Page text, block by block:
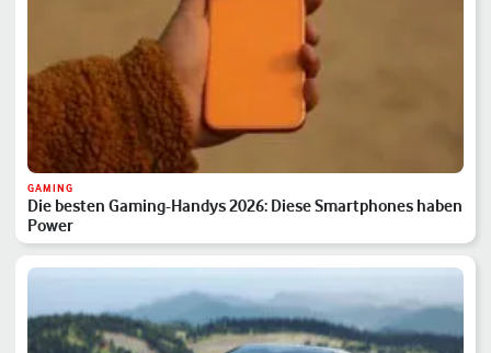
GAMING
Die besten Gaming-Handys 2026: Diese Smartphones haben
Power